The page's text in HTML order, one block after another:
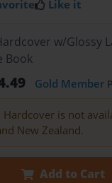
Like it
w/Glossy
Book
Gold Member
Hardcover is not
New Zealand.
Add to Cart